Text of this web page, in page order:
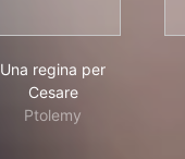
Una regina per
Cesare
Ptolemy